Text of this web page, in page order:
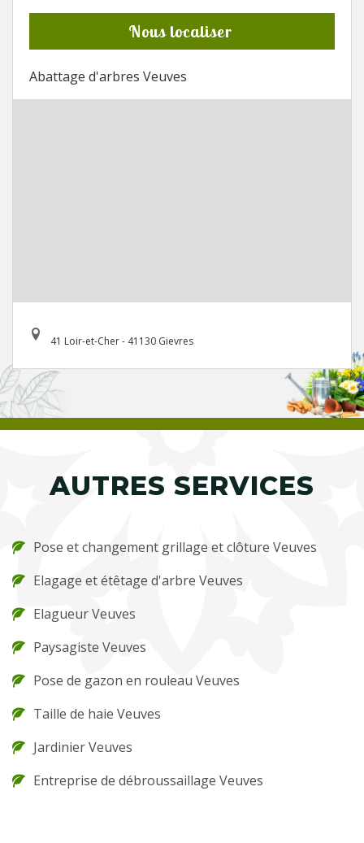
Nous localiser
Abattage d'arbres Veuves
41 Loir-et-Cher - 41130 Gievres
AUTRES SERVICES
Pose et changement grillage et clôture Veuves
Elagage et étêtage d'arbre Veuves
Elagueur Veuves
Paysagiste Veuves
Pose de gazon en rouleau Veuves
Taille de haie Veuves
Jardinier Veuves
Entreprise de débroussaillage Veuves